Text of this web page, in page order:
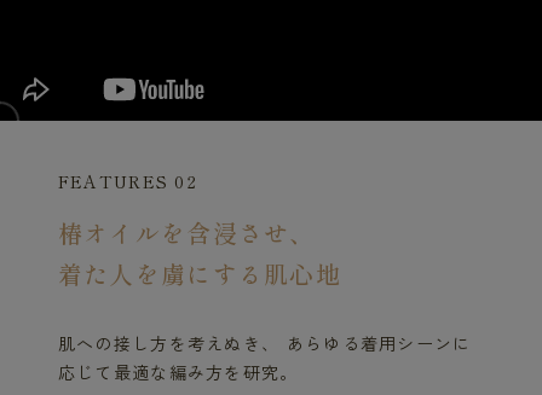
FEATURES 02
椿オイルを含浸させ、
着た人を虜にする肌心地
肌への接し方を考えぬき、 あらゆる着用シーンに
応じて最適な編み方を研究。